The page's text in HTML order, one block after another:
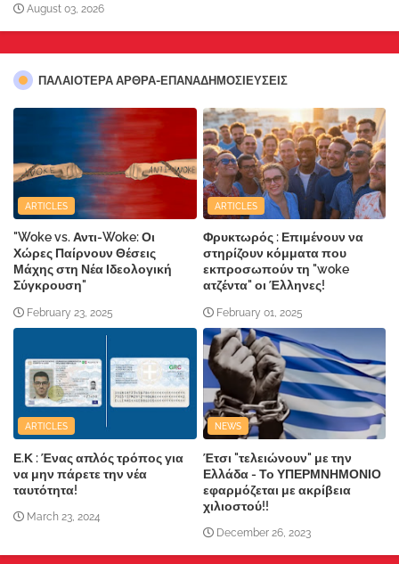
August 03, 2026
ΠΑΛΑΙΟΤΕΡΑ ΑΡΘΡΑ-ΕΠΑΝΑΔΗΜΟΣΙΕΥΣΕΙΣ
ARTICLES
"Woke vs. Αντι-Woke: Οι
Χώρες Παίρνουν Θέσεις
Μάχης στη Νέα Ιδεολογική
Σύγκρουση"
February 23, 2025
ARTICLES
Φρυκτωρός : Επιμένουν να
στηρίζουν κόμματα που
εκπροσωπούν τη "woke
ατζέντα" οι Έλληνες!
February 01, 2025
ARTICLES
Ε.Κ : Ένας απλός τρόπος για
να μην πάρετε την νέα
ταυτότητα!
March 23, 2024
NEWS
Έτσι "τελειώνουν" με την
Ελλάδα - Το ΥΠΕΡΜΝΗΜΟΝΙΟ
εφαρμόζεται με ακρίβεια
χιλιοστού!!
December 26, 2023